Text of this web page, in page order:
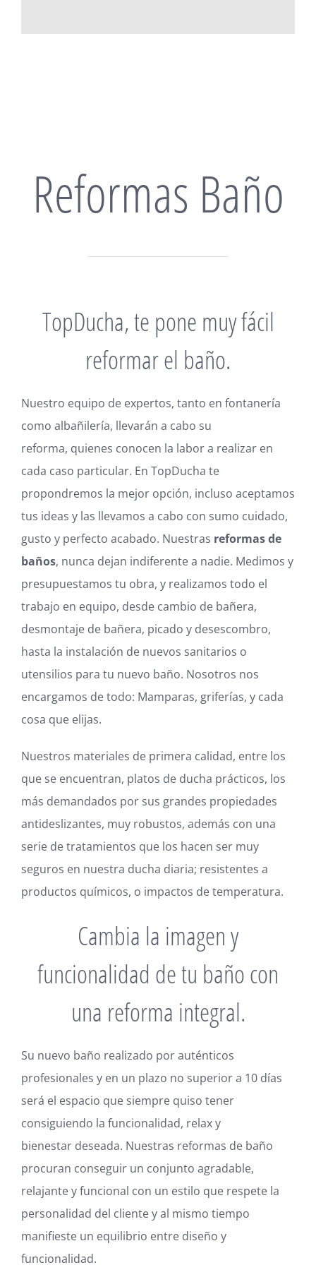
Reformas Baño
TopDucha, te pone muy fácil
reformar el baño.
Nuestro equipo de expertos, tanto en fontanería
como albañilería, llevarán a cabo su
reforma, quienes conocen la labor a realizar en
cada caso particular. En TopDucha te
propondremos la mejor opción, incluso aceptamos
tus ideas y las llevamos a cabo con sumo cuidado,
gusto y perfecto acabado. Nuestras reformas de
baños, nunca dejan indiferente a nadie. Medimos y
presupuestamos tu obra, y realizamos todo el
trabajo en equipo, desde cambio de bañera,
desmontaje de bañera, picado y desescombro,
hasta la instalación de nuevos sanitarios o
utensilios para tu nuevo baño. Nosotros nos
encargamos de todo: Mamparas, griferías, y cada
cosa que elijas.
Nuestros materiales de primera calidad, entre los
que se encuentran, platos de ducha prácticos, los
más demandados por sus grandes propiedades
antideslizantes, muy robustos, además con una
serie de tratamientos que los hacen ser muy
seguros en nuestra ducha diaria; resistentes a
productos químicos, o impactos de temperatura.
Cambia la imagen y
funcionalidad de tu baño con
una reforma integral.
Su nuevo baño realizado por auténticos
profesionales y en un plazo no superior a 10 días
será el espacio que siempre quiso tener
consiguiendo la funcionalidad, relax y
bienestar deseada. Nuestras reformas de baño
procuran conseguir un conjunto agradable,
relajante y funcional con un estilo que respete la
personalidad del cliente y al mismo tiempo
manifieste un equilibrio entre diseño y
funcionalidad.